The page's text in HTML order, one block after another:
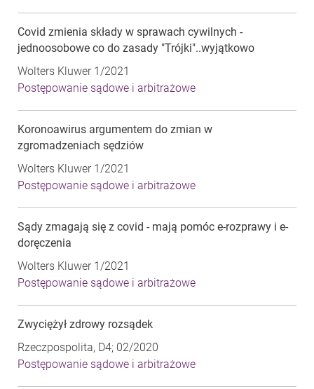
Covid zmienia składy w sprawach cywilnych -
jednoosobowe co do zasady "Trójki"..wyjątkowo
Wolters Kluwer 1/2021
Postępowanie sądowe i arbitrażowe
Koronoawirus argumentem do zmian w
zgromadzeniach sędziów
Wolters Kluwer 1/2021
Postępowanie sądowe i arbitrażowe
Sądy zmagają się z covid - mają pomóc e-rozprawy i e-
doręczenia
Wolters Kluwer 1/2021
Postępowanie sądowe i arbitrażowe
Zwyciężył zdrowy rozsądek
Rzeczpospolita, D4; 02/2020
Postępowanie sądowe i arbitrażowe